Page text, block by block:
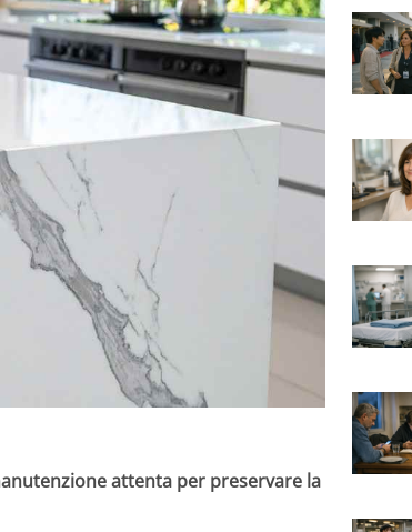
attenta per preservare la